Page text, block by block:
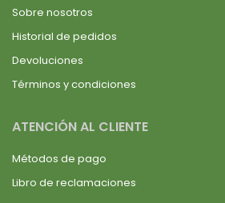
Sobre nosotros
Historial de pedidos
Devoluciones
Términos y condiciones
ATENCIÓN AL CLIENTE
Métodos de pago
Libro de reclamaciones